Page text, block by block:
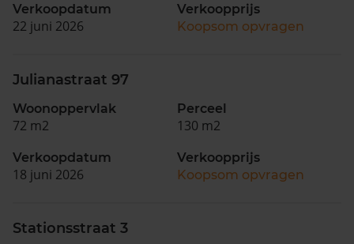
Verkoopdatum
22 juni 2026
Verkoopprijs
Koopsom opvragen
Julianastraat 97
Woonoppervlak
72 m2
Perceel
130 m2
Verkoopdatum
18 juni 2026
Verkoopprijs
Koopsom opvragen
Stationsstraat 3